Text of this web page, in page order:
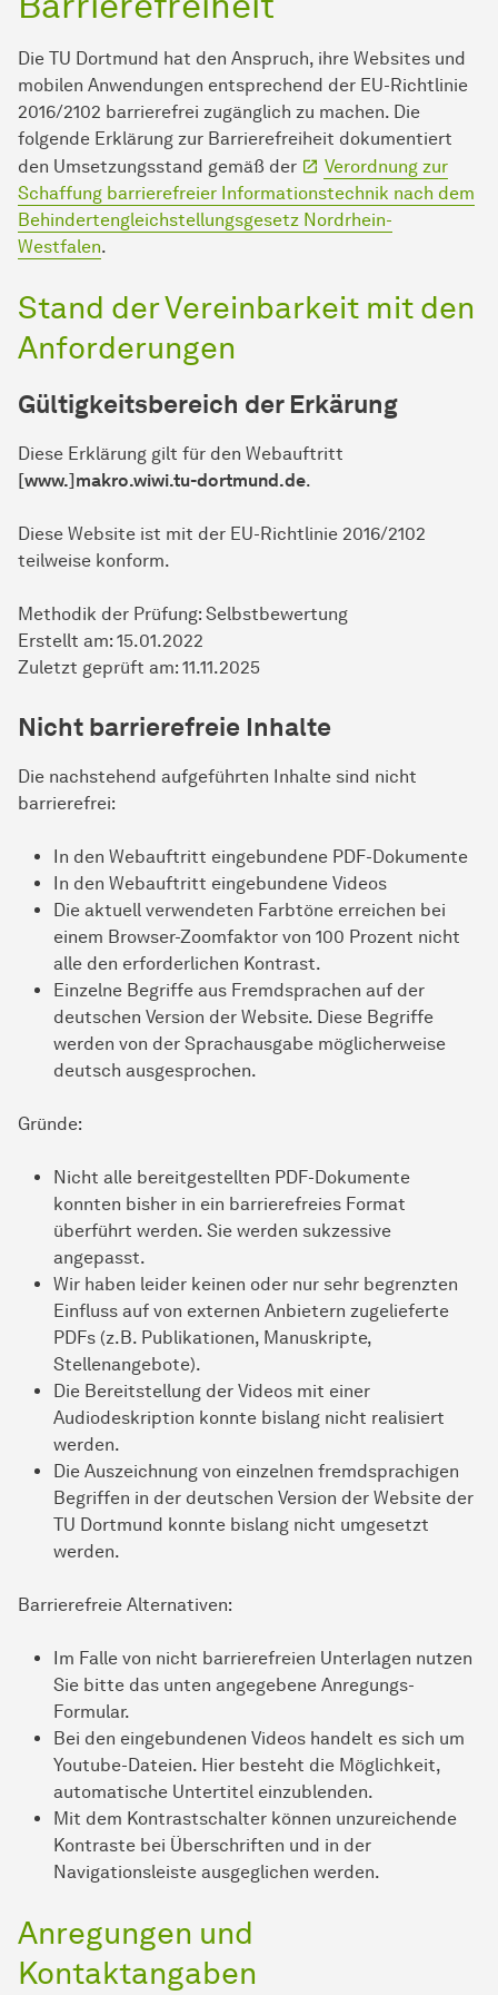
Die TU Dort­mund hat den Anspruch, ihre Websites und
mobilen An­wen­dungen entsprechend der EU-Richtlinie
2016/2102 barrierefrei zugänglich zu machen. Die
folgende Erklärung zur Barrierefreiheit dokumentiert
den Umsetzungsstand gemäß der
Verordnung zur
Schaffung barrierefreier In­for­ma­ti­ons­tech­nik nach dem
Behindertengleichstellungsgesetz Nordrhein-
Westfalen.
Stand der Vereinbarkeit mit den
Anforderungen
Gültigkeitsbereich der Erkärung
Diese Erklärung gilt für den Webauftritt
[www.]makro.wiwi.tu-dortmund.de.
Diese Website ist mit der EU-Richtlinie 2016/2102
teilweise konform.
Methodik der Prüfung: Selbstbewertung
Erstellt am: 15.01.2022
Zuletzt geprüft am: 11.11.2025
Nicht barrierefreie Inhalte
Die nachstehend aufgeführten Inhalte sind nicht
barrierefrei:
In den Webauftritt eingebundene PDF-Dokumente
In den Webauftritt eingebundene Videos
Die aktuell verwendeten Farbtöne erreichen bei
einem Browser-Zoomfaktor von 100 Prozent nicht
alle den erforderlichen Kontrast.
Einzelne Begriffe aus Fremdsprachen auf der
deutschen Version der Website. Diese Begriffe
werden von der Sprachausgabe möglicherweise
deutsch ausgesprochen.
Gründe:
Nicht alle bereitgestellten PDF-Dokumente
konnten bisher in ein barrierefreies Format
überführt werden. Sie werden sukzessive
angepasst.
Wir haben leider keinen oder nur sehr begrenzten
Einfluss auf von externen Anbietern zugelieferte
PDFs (z.B. Publikationen, Manuskripte,
Stellenangebote).
Die Bereitstellung der Videos mit einer
Audiodeskription konnte bislang nicht realisiert
werden.
Die Auszeichnung von einzelnen fremdsprachigen
Begriffen in der deutschen Version der Website der
TU Dortmund konnte bislang nicht umgesetzt
werden.
Barrierefreie Alternativen:
Im Falle von nicht bar­ri­e­re­frei­en Unterlagen nutzen
Sie bitte das unten angegebene Anregungs-
Formular.
Bei den eingebundenen Videos handelt es sich um
Youtube-Dateien. Hier besteht die Möglichkeit,
automatische Untertitel einzublenden.
Mit dem Kontrastschalter können unzureichende
Kontraste bei Überschriften und in der
Navigationsleiste ausgeglichen werden.
Anregungen und
Kontaktangaben